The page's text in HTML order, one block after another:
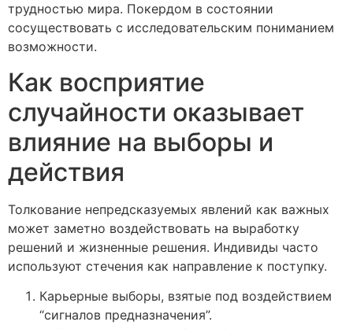
трудностью мира. Покердом в состоянии
сосуществовать с исследовательским пониманием
возможности.
Как восприятие
случайности оказывает
влияние на выборы и
действия
Толкование непредсказуемых явлений как важных
может заметно воздействовать на выработку
решений и жизненные решения. Индивиды часто
используют стечения как направление к поступку.
Карьерные выборы, взятые под воздействием
“сигналов предназначения”.